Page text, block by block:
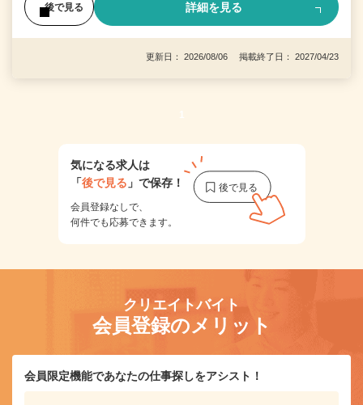
後で見る 詳細を見る
更新日： 2026/08/06 掲載終了日： 2027/04/23
1
気になる求人は
「後で見る 」で保存！
会員登録なしで、
何件でも応募できます。
クリエイトバイト
会員登録のメリット
会員限定機能であなたの仕事探しをアシスト！